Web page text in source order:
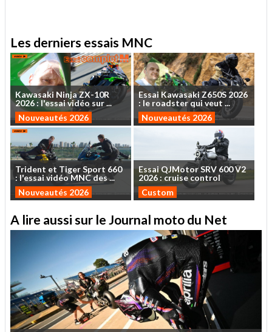
Les derniers essais MNC
Kawasaki NinjaZX-10R
2026: l'essaividéo sur...
Nouveautés 2026
Essai KawasakiZ650S 2026
: le roadsterquiveut ...
Nouveautés 2026
Trident et TigerSport 660
: l'essaividéoMNCdes...
Nouveautés 2026
EssaiQJMotorSRV 600V2
2026 : cruise control
Custom
A lire aussi sur le Journal moto du Net